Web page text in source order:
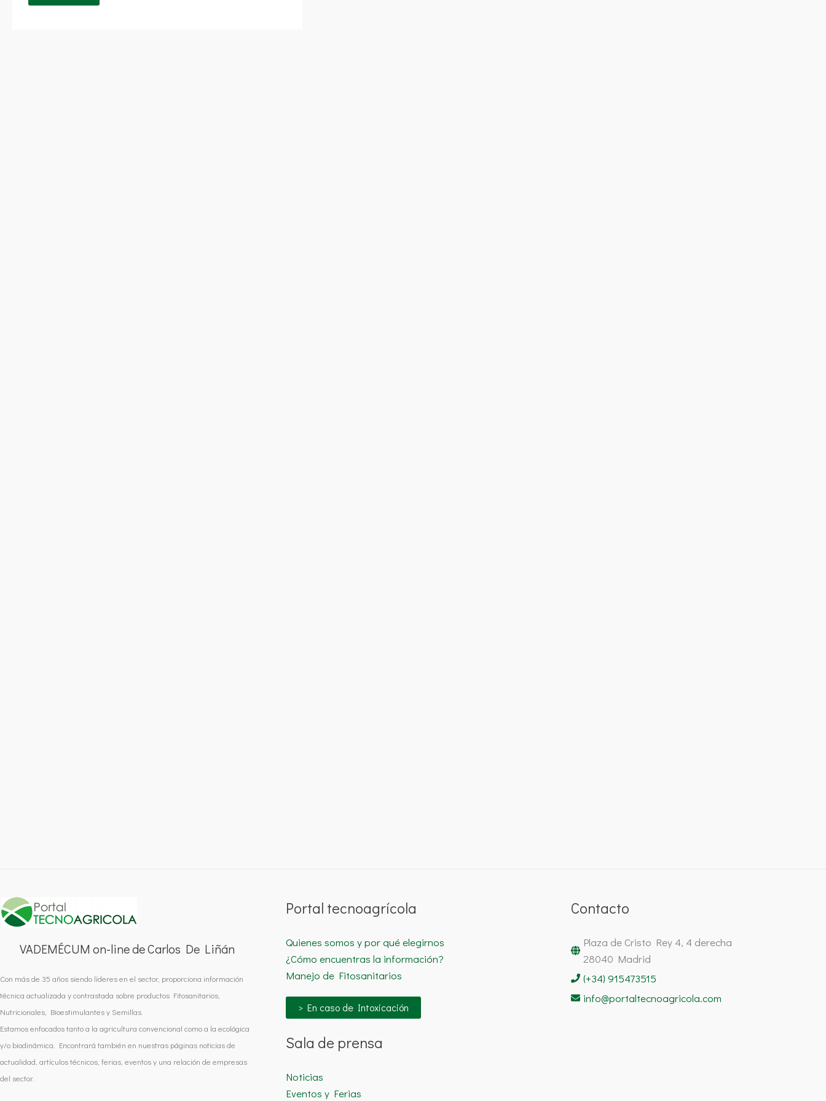
VADEMÉCUM on-line de Carlos De Liñán
Con más de 35 años siendo líderes en el sector, proporciona información
técnica actualizada y contrastada sobre productos Fitosanitarios,
Nutricionales, Bioestimulantes y Semillas.
Estamos enfocados tanto a la agricultura convencional como a la ecológica
y/o biodinámica. Encontrará también en nuestras páginas noticias de
actualidad, artículos técnicos, ferias, eventos y una relación de empresas
del sector.
Portal tecnoagrícola
Quienes somos y por qué elegirnos
¿Cómo encuentras la información?
Manejo de Fitosanitarios
> En caso de Intoxicación
Sala de prensa
Noticias
Eventos y Ferias
Contacto
Plaza de Cristo Rey 4, 4 derecha
28040 Madrid
(+34) 915473515
info@portaltecnoagricola.com